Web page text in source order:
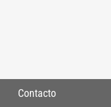
Contacto